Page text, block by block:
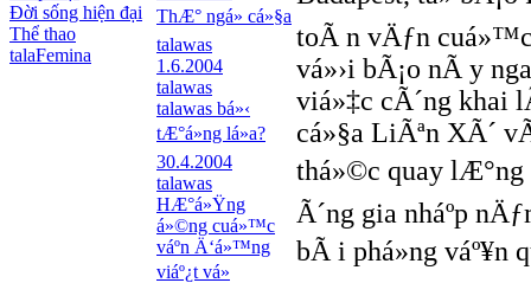
Đời sống hiện đại
Thể thao
talaFemina
ThÆ° ngá» cá»§a
talawas
1.6.2004
talawas
talawas bá»‹
tÆ°á»ng lá»­a?
30.4.2004
talawas
HÆ°á»Ÿng
á»©ng cuá»™c
váº­n Ä‘á»™ng
viáº¿t vá»
toÃ n vÄƒn cuá»™c
vá»›i bÃ¡o nÃ y
viá»‡c cÃ´ng khai
cá»§a LiÃªn XÃ´
thá»©c quay lÆ°ng
Ã´ng gia nháº­p
bÃ i phá»ng váº¥n